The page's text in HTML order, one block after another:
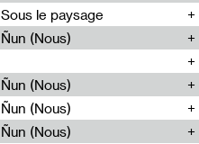
Sous le paysage
Ñun (Nous)
Ñun (Nous)
Ñun (Nous)
Ñun (Nous)